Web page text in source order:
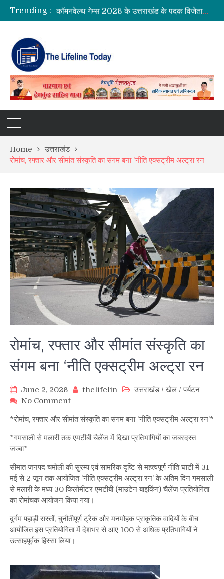
Trending :
कॉमनवेल्थ गेम्स 2026 के उत्तराखंड के पदक विजेताओं और प्रशिक्षकों को मुख्यमंत्री धामी ने किया सम्मानित
राष्ट्रीय हथकरघा दिवस पर मुख्यमंत्री धामी ने उत्कृष्ट बुनकरों और हस्तशिल्प कारीगरों को किया सम्मानित
Home
उत्तराखंड
रोमांच, रफ्तार और सीमांत संस्कृति का संगम बना ‘नीति एक्सट्रीम अल्ट्रा रन
रोमांच, रफ्तार और सीमांत संस्कृति का
संगम बना ‘नीति एक्सट्रीम अल्ट्रा रन
June 2, 2026 thelifelin उत्तराखंड/खेल /पर्यटन
No Commenton
रफ्तार
सीमांत
का
संगम
बना
‘नीति
एक्सट्रीम
अल्ट्रा
रन
*रोमांच, रफ्तार और सीमांत संस्कृति का संगम बना ‘नीति एक्सट्रीम अल्ट्रा रन’*
*गमसाली से मलारी तक एमटीबी चैलेंज में दिखा प्रतिभागियों का जबरदस्त
जज्बा*
सीमांत जनपद चमोली की सुरम्य एवं सामरिक दृष्टि से महत्वपूर्ण नीति घाटी में 31
मई से 2 जून तक आयोजित ‘नीति एक्सट्रीम अल्ट्रा रन’ के अंतिम दिन गमसाली
से मलारी के मध्य 30 किलोमीटर एमटीबी (माउंटेन बाइकिंग) चैलेंज प्रतियोगिता
का रोमांचक आयोजन किया गया।
दुर्गम पहाड़ी रास्तों, चुनौतीपूर्ण ट्रैक और मनमोहक प्राकृतिक वादियों के बीच
आयोजित इस प्रतियोगिता में देशभर से आए 100 से अधिक प्रतिभागियों ने
उत्साहपूर्वक हिस्सा लिया।